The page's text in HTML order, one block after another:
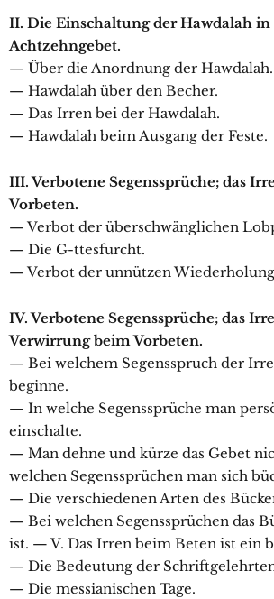
II. Die Einschaltung der Hawdalah in
Achtzehngebet.
— Über die Anordnung der Hawdalah.
— Hawdalah über den Becher.
— Das Irren bei der Hawdalah.
— Hawdalah beim Ausgang der Feste.
III. Verbotene Segenssprüche; das
Vorbeten.
— Verbot der überschwänglichen
— Die G-ttesfurcht.
— Verbot der unnützen
IV. Verbotene Segenssprüche; das
Verwirrung beim Vorbeten.
— Bei welchem Segensspruch der
beginne.
— In welche Segenssprüche man
einschalte.
— Man dehne und kürze das Gebet
welchen Segenssprüchen man sich
— Die verschiedenen Arten des
— Bei welchen Segenssprüchen das
ist. — V. Das Irren beim Beten ist ein
— Die Bedeutung der
— Die messianischen Tage.